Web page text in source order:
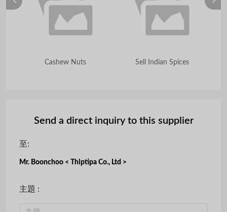
Cashew Nuts Sell Indian Spices
Send a direct inquiry to this supplier
至:
Mr. Boonchoo < Thiptipa Co., Ltd >
主題 :